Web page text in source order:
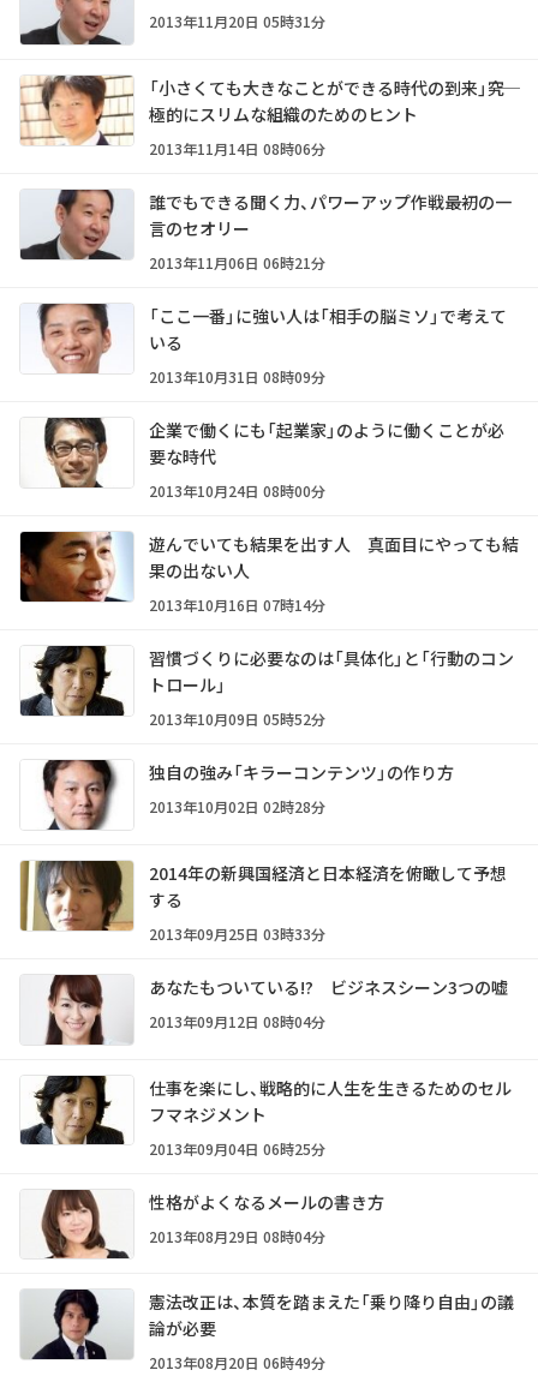
2013年11月20日 05時31分
「小さくても大きなことができる時代の到来」――究
極的にスリムな組織のためのヒント
2013年11月14日 08時06分
誰でもできる聞く力、パワーアップ作戦――最初の一
言のセオリー
2013年11月06日 06時21分
「ここ一番」に強い人は「相手の脳ミソ」で考えて
いる
2013年10月31日 08時09分
企業で働くにも「起業家」のように働くことが必
要な時代
2013年10月24日 08時00分
遊んでいても結果を出す人 真面目にやっても結
果の出ない人
2013年10月16日 07時14分
習慣づくりに必要なのは「具体化」と「行動のコン
トロール」
2013年10月09日 05時52分
独自の強み「キラーコンテンツ」の作り方
2013年10月02日 02時28分
2014年の新興国経済と日本経済を俯瞰して予想
する
2013年09月25日 03時33分
あなたもついている!? ビジネスシーン3つの嘘
2013年09月12日 08時04分
仕事を楽にし、戦略的に人生を生きるためのセル
フマネジメント
2013年09月04日 06時25分
性格がよくなるメールの書き方
2013年08月29日 08時04分
憲法改正は、本質を踏まえた「乗り降り自由」の議
論が必要
2013年08月20日 06時49分